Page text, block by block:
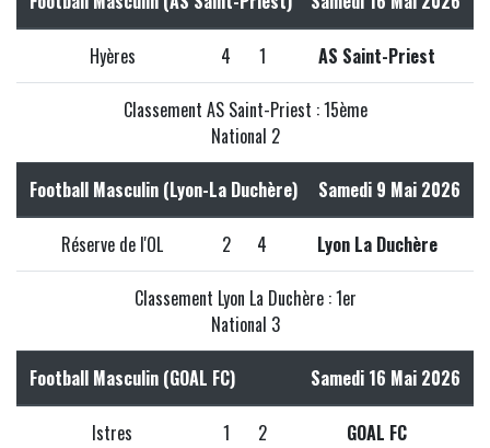
Hyères 4 1 AS Saint-Priest
Classement AS Saint-Priest : 15ème
National 2
Football Masculin (Lyon-La Duchère) Samedi 9 Mai 2026
Réserve de l'OL 2 4 Lyon La Duchère
Classement Lyon La Duchère : 1er
National 3
Football Masculin (GOAL FC) Samedi 16 Mai 2026
Istres 1 2 GOAL FC